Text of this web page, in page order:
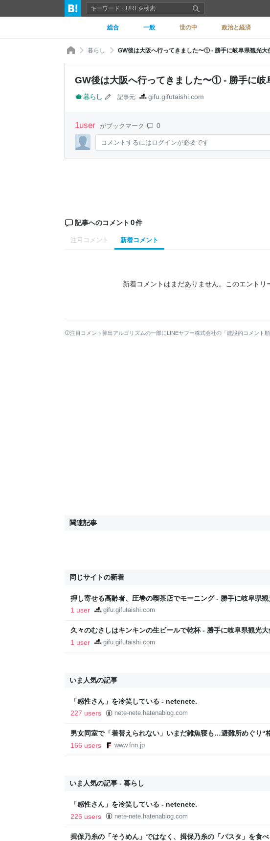
総合 一般 世の中 政治と経済
暮らし GW後は大阪へ行ってきました〜① - 勝手に岐阜県観光大
GW後は大阪へ行ってきました〜① - 勝手に岐
暮らし 記事元: gifu.gifutaishi.com
1user がブックマーク 0
コメントするにはログインが必要です
記事へのコメント 0件
注目コメント 新着コメント
新着コメントはまだありません。 このエントリ
注目コメント算出アルゴリズムの一部にLINEヤフー株式会社の「建設的コメント
関連記事
同じサイトの新着
押し寄せる高齢者、圧巻の喫茶店でモーニング - 勝手に岐阜県
1 user
gifu.gifutaishi.com
久々のむさしはキンキンの生ビールで乾杯 - 勝手に岐阜県観光大
1 user
gifu.gifutaishi.com
いま人気の記事
「感性さん」を冷笑している - netenete.
227 users
nete-nete.hatenablog.com
男女同室で「着替えられない」いまだ雑魚寝も…避難所めぐり
「標準化されていない」 令和8年熊本地震｜FNNプライムオン
166 users www.fnn.jp
いま人気の記事 - 暮らし
「感性さん」を冷笑している - netenete.
226 users
nete-nete.hatenablog.com
揖保乃糸の「そうめん」ではなく、揖保乃糸の「パスタ」を食べ